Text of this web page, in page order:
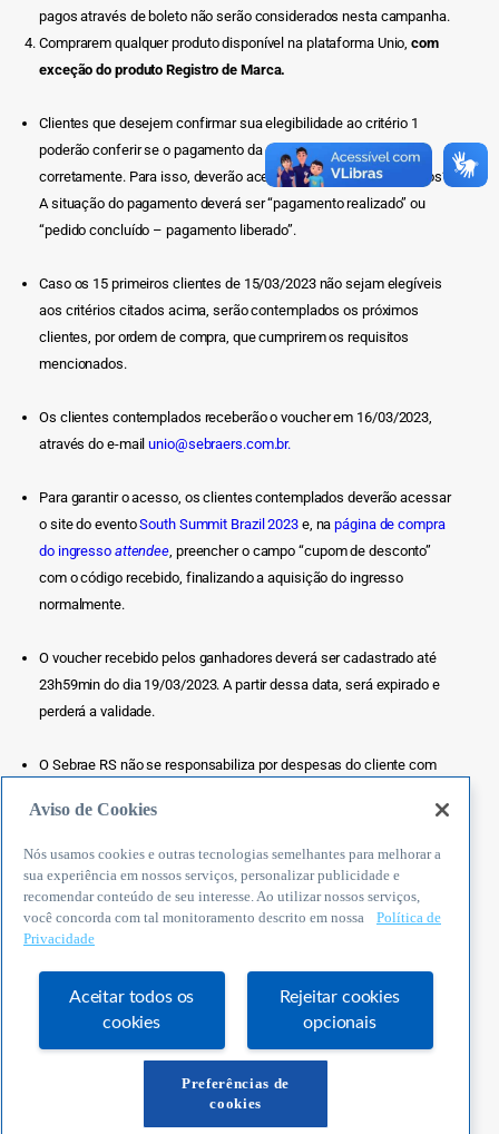
pagos através de boleto não serão considerados nesta campanha.
Comprarem qualquer produto disponível na plataforma Unio,com
exceção do produtoRegistro de Marca.
Clientes que desejem confirmar sua elegibilidade ao critério 1
poderão conferir se o pagamento da compra foi realizado
corretamente. Para isso, deverão acessar o menu “Meus pedidos”.
A situação do pagamento deverá ser “pagamento realizado” ou
“pedido concluído – pagamento liberado”.
Caso os 15 primeiros clientes de 15/03/2023 não sejam elegíveis
aos critérios citados acima, serão contemplados os próximos
clientes, por ordem de compra, que cumprirem os requisitos
mencionados.
Os clientes contemplados receberão o voucher em 16/03/2023,
através do e-mailunio@sebraers.com.br.
Para garantir o acesso, os clientes contemplados deverão acessar
o site do eventoSouth Summit Brazil 2023e, napágina de compra
do ingresso attendee , preencher o campo “cupom de desconto”
com o código recebido, finalizando a aquisição do ingresso
normalmente.
O voucher recebido pelos ganhadores deverá ser cadastrado até
23h59min do dia 19/03/2023. A partir dessa data, será expirado e
perderá a validade.
O Sebrae RS não se responsabiliza por despesas do cliente com
estejam relacionadas ao comparecimento no evento.
O Sebrae RS não se responsabiliza por casos em que o cliente não
conseguir efetuar compra durante o período da campanha por
decorrência de instabilidade técnica na plataforma, desonerando-se
Da mesma forma, o Sebrae RS não se responsabiliza por casos em
que o cliente não for um dos 15 primeiros compradores elegíveis
por decorrência de instabilidade técnica na plataforma,
desonerando-se da obrigação de conceder o voucher.
Aviso de Cookies
Nós usamos cookies e outras tecnologias semelhantes para melhorar a
sua experiência em nossos serviços, personalizar publicidade e
recomendar conteúdo de seu interesse. Ao utilizar nossos serviços,
você concorda com tal monitoramento descrito em nossa
Política de
Privacidade
Aceitar todos os
cookies
Rejeitar cookies
opcionais
Preferências de
cookies